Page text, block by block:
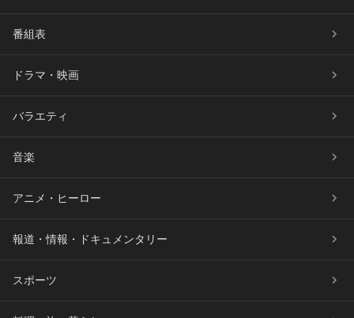
番組表
ドラマ・映画
バラエティ
音楽
アニメ・ヒーロー
報道・情報・ドキュメンタリー
スポーツ